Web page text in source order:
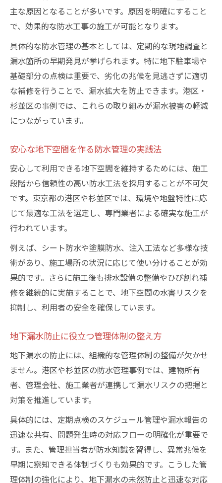
主な原因となることが多いです。原因を明確にすること
で、効果的な防水工事の施工が可能となります。
具体的な防水管理の基本としては、定期的な現地調査と
漏水箇所の早期発見が挙げられます。特に地下駐車場や
基礎部分の点検は重要で、劣化の兆候を見逃さずに適切
な補修を行うことで、漏水拡大を防止できます。港区・
杉並区の事例では、これらの取り組みが漏水被害の軽減
につながっています。
安心な地下空間を作る防水管理の実践法
安心して利用できる地下空間を維持するためには、施工
段階から信頼性の高い防水工法を採用することが不可欠
です。東京都の港区や杉並区では、環境や地盤特性に応
じて最適な工法を選定し、専門業者による確実な施工が
行われています。
例えば、シート防水や塗膜防水、注入工法など多様な技
術があり、施工場所の状況に応じて使い分けることが効
果的です。さらに施工後も排水設備の整備やひび割れ補
修を継続的に実施することで、地下空間の水害リスクを
抑制し、利用者の安全を確保しています。
地下漏水防止に役立つ管理体制の整え方
地下漏水の防止には、組織的な管理体制の整備が欠かせ
ません。港区や杉並区の防水管理事例では、建物所有
者、管理会社、施工業者が連携して漏水リスクの把握と
対策を推進しています。
具体的には、定期点検のスケジュール管理や漏水報告の
迅速な共有、問題発生時の対応フローの明確化が重要で
す。また、管理担当者が防水知識を習得し、異常兆候を
早期に察知できる体制づくりも効果的です。こうした管
理体制の強化により、地下漏水の未然防止と迅速な対応